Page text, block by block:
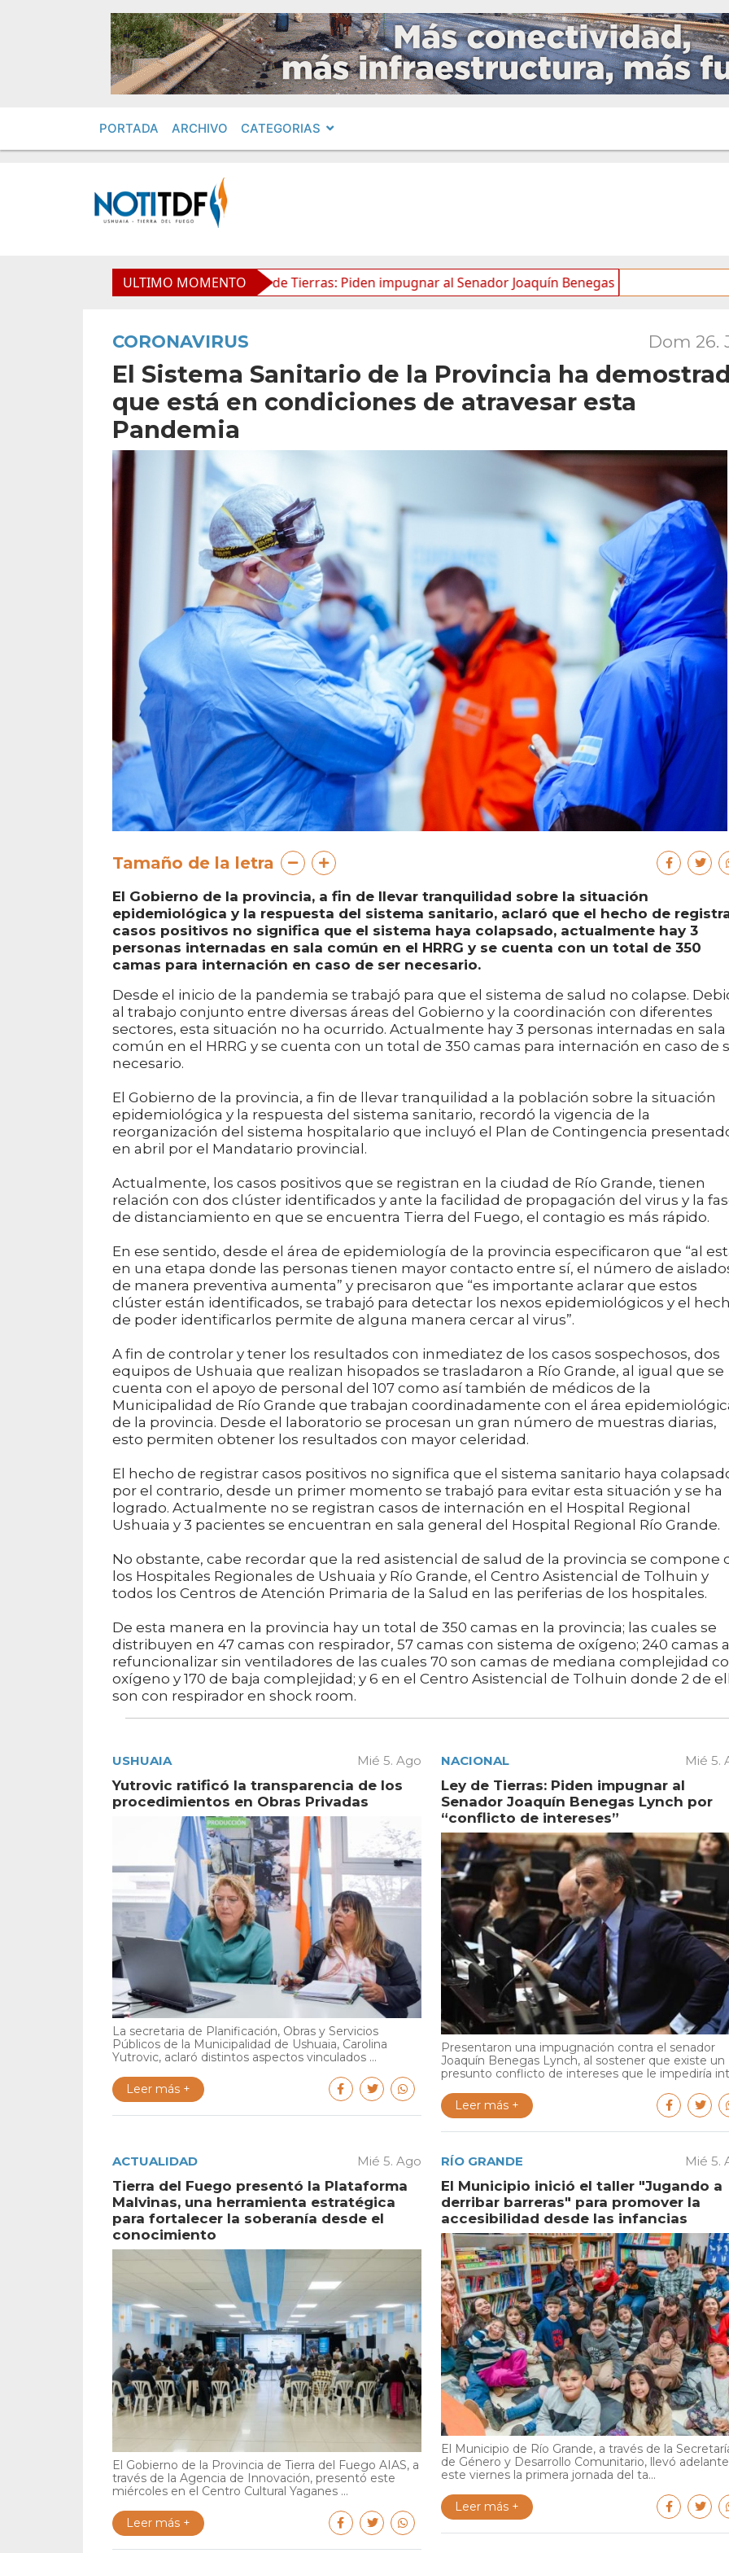
PORTADA ARCHIVO CATEGORIAS
ULTIMO MOMENTO
en Obras Privadas Ley de Tierras: Piden impugnar al Senador Joaquín Benegas Lynch por “conflicto de
CORONAVIRUS Dom 26.
El Sistema Sanitario de la Provincia ha
que está en condiciones de atravesar esta
Pandemia
Tamaño de la letra
El Gobierno de la provincia, a fin de llevar tranquilidad sobre la situación
epidemiológica y la respuesta del sistema sanitario, aclaró que el hecho de
casos positivos no significa que el sistema haya colapsado, actualmente hay 3
personas internadas en sala común en el HRRG y se cuenta con un total de 350
camas para internación en caso de ser necesario.
Desde el inicio de la pandemia se trabajó para que el sistema de salud no colapse.
al trabajo conjunto entre diversas áreas del Gobierno y la coordinación con diferentes
sectores, esta situación no ha ocurrido. Actualmente hay 3 personas internadas en sala
común en el HRRG y se cuenta con un total de 350 camas para internación en caso de
necesario.
El Gobierno de la provincia, a fin de llevar tranquilidad a la población sobre la situación
epidemiológica y la respuesta del sistema sanitario, recordó la vigencia de la
reorganización del sistema hospitalario que incluyó el Plan de Contingencia
en abril por el Mandatario provincial.
Actualmente, los casos positivos que se registran en la ciudad de Río Grande, tienen
relación con dos clúster identificados y ante la facilidad de propagación del virus y la
de distanciamiento en que se encuentra Tierra del Fuego, el contagio es más rápido.
En ese sentido, desde el área de epidemiología de la provincia especificaron que “al
en una etapa donde las personas tienen mayor contacto entre sí, el número de
de manera preventiva aumenta” y precisaron que “es importante aclarar que estos
clúster están identificados, se trabajó para detectar los nexos epidemiológicos y el
de poder identificarlos permite de alguna manera cercar al virus”.
A fin de controlar y tener los resultados con inmediatez de los casos sospechosos, dos
equipos de Ushuaia que realizan hisopados se trasladaron a Río Grande, al igual que se
cuenta con el apoyo de personal del 107 como así también de médicos de la
Municipalidad de Río Grande que trabajan coordinadamente con el área
de la provincia. Desde el laboratorio se procesan un gran número de muestras diarias,
esto permiten obtener los resultados con mayor celeridad.
El hecho de registrar casos positivos no significa que el sistema sanitario haya
por el contrario, desde un primer momento se trabajó para evitar esta situación y se ha
logrado. Actualmente no se registran casos de internación en el Hospital Regional
Ushuaia y 3 pacientes se encuentran en sala general del Hospital Regional Río Grande.
No obstante, cabe recordar que la red asistencial de salud de la provincia se compone
los Hospitales Regionales de Ushuaia y Río Grande, el Centro Asistencial de Tolhuin y
todos los Centros de Atención Primaria de la Salud en las periferias de los hospitales.
De esta manera en la provincia hay un total de 350 camas en la provincia; las cuales se
distribuyen en 47 camas con respirador, 57 camas con sistema de oxígeno; 240 camas a
refuncionalizar sin ventiladores de las cuales 70 son camas de mediana complejidad
oxígeno y 170 de baja complejidad; y 6 en el Centro Asistencial de Tolhuin donde 2 de
son con respirador en shock room.
USHUAIA Mié 5. Ago
Yutrovic ratificó la transparencia de los
procedimientos en Obras Privadas
La secretaria de Planificación, Obras y Servicios
Públicos de la Municipalidad de Ushuaia, Carolina
Yutrovic, aclaró distintos aspectos vinculados ...
Leer más +
NACIONAL Mié 5.
Ley de Tierras: Piden impugnar al
Senador Joaquín Benegas Lynch por
“conflicto de intereses”
Presentaron una impugnación contra el senador
Joaquín Benegas Lynch, al sostener que existe un
presunto conflicto de intereses que le impediría
Leer más +
ACTUALIDAD Mié 5. Ago
Tierra del Fuego presentó la Plataforma
Malvinas, una herramienta estratégica
para fortalecer la soberanía desde el
conocimiento
El Gobierno de la Provincia de Tierra del Fuego AIAS, a
través de la Agencia de Innovación, presentó este
miércoles en el Centro Cultural Yaganes ...
Leer más +
RÍO GRANDE Mié 5.
El Municipio inició el taller "Jugando a
derribar barreras" para promover la
accesibilidad desde las infancias
El Municipio de Río Grande, a través de la
de Género y Desarrollo Comunitario, llevó adelante
este viernes la primera jornada del ta...
Leer más +